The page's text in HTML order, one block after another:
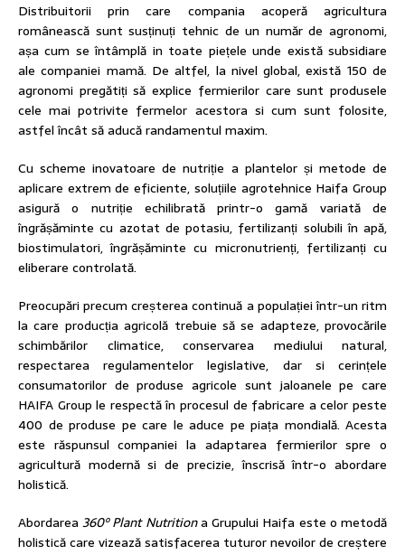
Distribuitorii prin care compania acoperă agricultura
românească sunt susținuți tehnic de un număr de agronomi,
așa cum se întâmplă in toate piețele unde există subsidiare
ale companiei mamă. De altfel, la nivel global, există 150 de
agronomi pregătiți să explice fermierilor care sunt produsele
cele mai potrivite fermelor acestora si cum sunt folosite,
astfel încât să aducă randamentul maxim.
Cu scheme inovatoare de nutriție a plantelor și metode de
aplicare extrem de eficiente, soluțiile agrotehnice Haifa Group
asigură o nutriție echilibrată printr-o gamă variată de
îngrășăminte cu azotat de potasiu, fertilizanți solubili în apă,
biostimulatori, îngrășăminte cu micronutrienți, fertilizanți cu
eliberare controlată.
Preocupări precum creșterea continuă a populației într-un ritm
la care producția agricolă trebuie să se adapteze, provocările
schimbărilor climatice, conservarea mediului natural,
respectarea regulamentelor legislative, dar si cerințele
consumatorilor de produse agricole sunt jaloanele pe care
HAIFA Group le respectă în procesul de fabricare a celor peste
400 de produse pe care le aduce pe piața mondială. Acesta
este răspunsul companiei la adaptarea fermierilor spre o
agricultură modernă si de precizie, înscrisă într-o abordare
holistică.
Abordarea360º Plant Nutritiona Grupului Haifa este o metodă
holistică care vizează satisfacerea tuturor nevoilor de creștere